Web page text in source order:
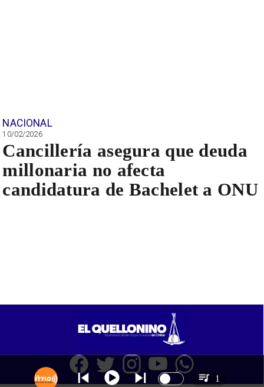
NACIONAL
10/02/2026
Cancillería asegura que deuda
millonaria no afecta
candidatura de Bachelet a ONU
1